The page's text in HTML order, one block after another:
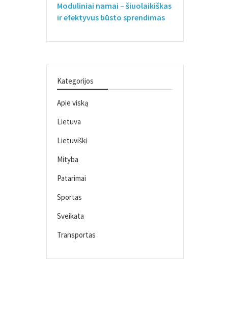
Moduliniai namai – šiuolaikiškas
ir efektyvus būsto sprendimas
Kategorijos
Apie viską
Lietuva
Lietuviški
Mityba
Patarimai
Sportas
Sveikata
Transportas